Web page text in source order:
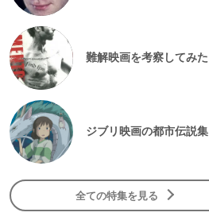
難解映画を考察してみた
ジブリ映画の都市伝説集
全ての特集を見る